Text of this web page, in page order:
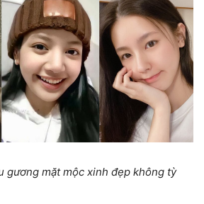
gương mặt mộc xinh đẹp không tỳ